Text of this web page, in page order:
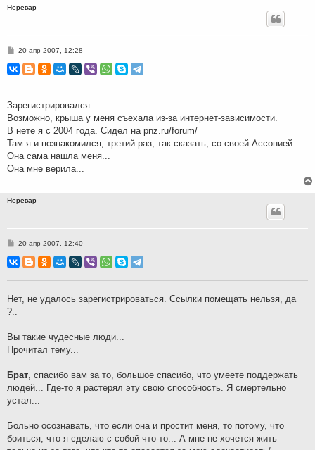
Неревар
С
о
б
и
е
20 апр 2007, 12:28
Зарегистрировался...
Возможно, крыша у меня съехала из-за интернет-зависимости.
В нете я с 2004 года. Сидел на pnz.ru/forum/
Там я и познакомился, третий раз, так сказать, со своей Ассонией...
Она сама нашла меня...
Она мне верила...
Неревар
С
о
б
и
20 апр 2007, 12:40
Нет, не удалось зарегистрироваться. Ссылки помещать нельзя, да
?..
Вы такие чудесные люди...
Прочитал тему...
Брат, спасибо вам за то, большое спасибо, что умеете поддержать
людей... Где-то я растерял эту свою способность. Я смертельно
устал...
Больно осознавать, что если она и простит меня, то потому, что
боиться, что я сделаю с собой что-то... А мне не хочется жить